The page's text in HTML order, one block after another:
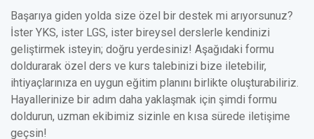
Başarıya giden yolda size özel bir destek mi arıyorsunuz?
İster YKS, ister LGS, ister bireysel derslerle kendinizi
geliştirmek isteyin; doğru yerdesiniz! Aşağıdaki formu
doldurarak özel ders ve kurs talebinizi bize iletebilir,
ihtiyaçlarınıza en uygun eğitim planını birlikte oluşturabiliriz.
Hayallerinize bir adım daha yaklaşmak için şimdi formu
doldurun, uzman ekibimiz sizinle en kısa sürede iletişime
geçsin!